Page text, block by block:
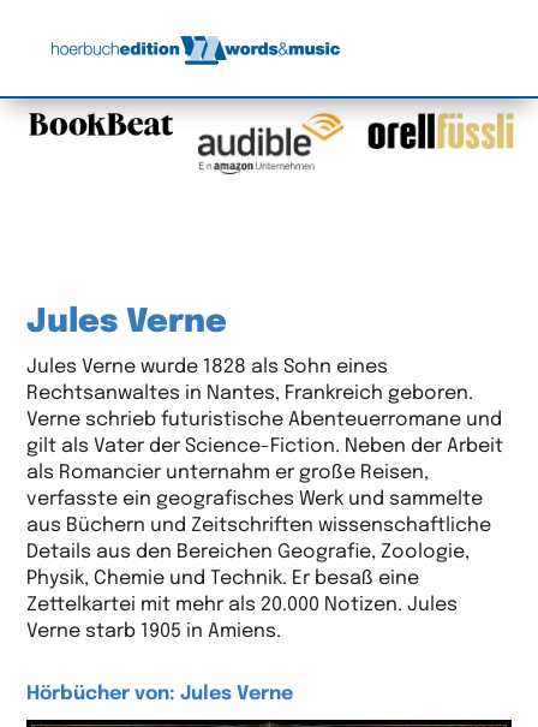
Jules Verne
Jules Verne wurde 1828 als Sohn eines
Rechtsanwaltes in Nantes, Frankreich geboren.
Verne schrieb futuristische Abenteuerromane und
gilt als Vater der Science-Fiction. Neben der Arbeit
als Romancier unternahm er große Reisen,
verfasste ein geografisches Werk und sammelte
aus Büchern und Zeitschriften wissenschaftliche
Details aus den Bereichen Geografie, Zoologie,
Physik, Chemie und Technik. Er besaß eine
Zettelkartei mit mehr als 20.000 Notizen. Jules
Verne starb 1905 in Amiens.
Hörbücher von: Jules Verne